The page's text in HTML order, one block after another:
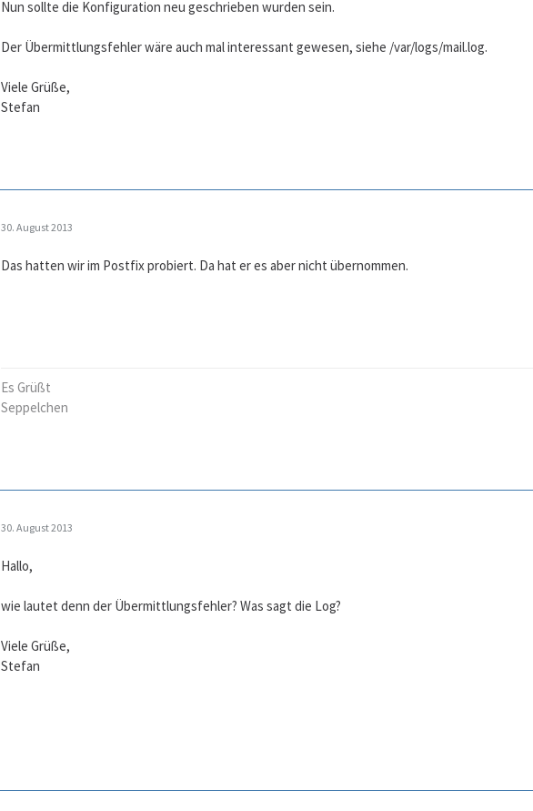
Nun sollte die Konfiguration neu geschrieben wurden sein.
Der Übermittlungsfehler wäre auch mal interessant gewesen, siehe /var/logs/mail.log.
Viele Grüße,
Stefan
30. August 2013
Das hatten wir im Postfix probiert. Da hat er es aber nicht übernommen.
Es Grüßt
Seppelchen
30. August 2013
Hallo,
wie lautet denn der Übermittlungsfehler? Was sagt die Log?
Viele Grüße,
Stefan